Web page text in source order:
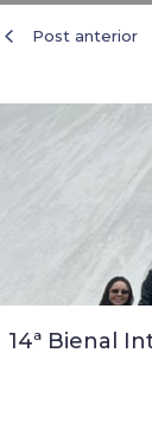
Post anterior
14ª Bienal